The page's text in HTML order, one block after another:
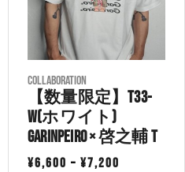
COLLABORATION
【数量限定】T33-
W(ホワイト)
GarinPeiro × 啓之輔 T
¥6,600 – ¥7,200